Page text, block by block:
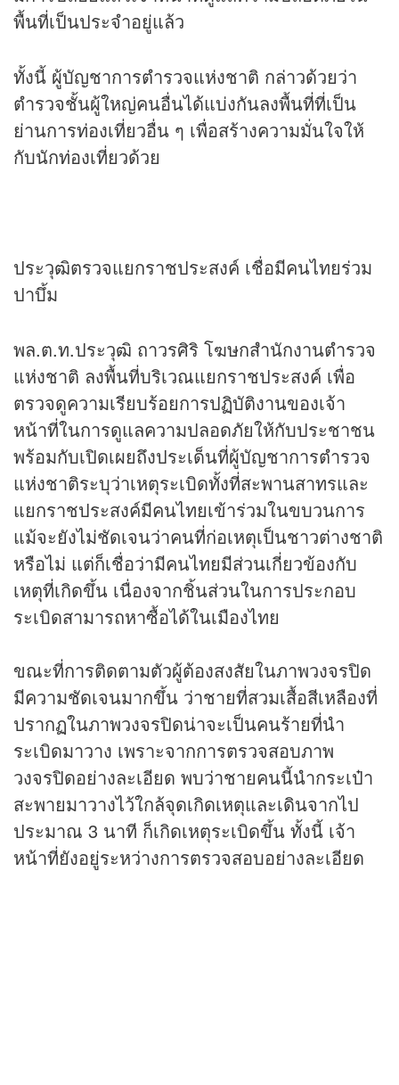
พื้นที่เป็นประจำอยู่แล้ว
ทั้งนี้ ผู้บัญชาการตำรวจแห่งชาติ กล่าวด้วยว่า
ตำรวจชั้นผู้ใหญ่คนอื่นได้แบ่งกันลงพื้นที่ที่เป็น
ย่านการท่องเที่ยวอื่น ๆ เพื่อสร้างความมั่นใจให้
กับนักท่องเที่ยวด้วย
ประวุฒิตรวจแยกราชประสงค์ เชื่อมีคนไทยร่วม
ปาบึ้ม
พล.ต.ท.ประวุฒิ ถาวรศิริ โฆษกสำนักงานตำรวจ
แห่งชาติ ลงพื้นที่บริเวณแยกราชประสงค์ เพื่อ
ตรวจดูความเรียบร้อยการปฏิบัติงานของเจ้า
หน้าที่ในการดูแลความปลอดภัยให้กับประชาชน
พร้อมกับเปิดเผยถึงประเด็นที่ผู้บัญชาการตำรวจ
แห่งชาติระบุว่าเหตุระเบิดทั้งที่สะพานสาทรและ
แยกราชประสงค์มีคนไทยเข้าร่วมในขบวนการ
แม้จะยังไม่ชัดเจนว่าคนที่ก่อเหตุเป็นชาวต่างชาติ
หรือไม่ แต่ก็เชื่อว่ามีคนไทยมีส่วนเกี่ยวข้องกับ
เหตุที่เกิดขึ้น เนื่องจากชิ้นส่วนในการประกอบ
ระเบิดสามารถหาซื้อได้ในเมืองไทย
ขณะที่การติดตามตัวผู้ต้องสงสัยในภาพวงจรปิด
มีความชัดเจนมากขึ้น ว่าชายที่สวมเสื้อสีเหลืองที่
ปรากฏในภาพวงจรปิดน่าจะเป็นคนร้ายที่นำ
ระเบิดมาวาง เพราะจากการตรวจสอบภาพ
วงจรปิดอย่างละเอียด พบว่าชายคนนี้นำกระเป๋า
สะพายมาวางไว้ใกล้จุดเกิดเหตุและเดินจากไป
ประมาณ 3 นาที ก็เกิดเหตุระเบิดขึ้น ทั้งนี้ เจ้า
หน้าที่ยังอยู่ระหว่างการตรวจสอบอย่างละเอียด